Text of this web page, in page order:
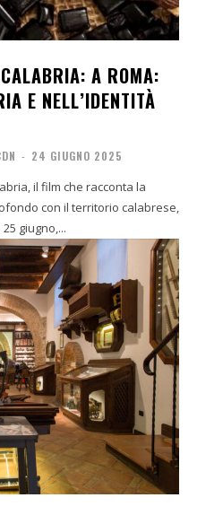
A ROMA:
E NELL’IDENTITÀ
- 24 GIUGNO 2025
il film che racconta la
con il territorio calabrese,
giugno,...